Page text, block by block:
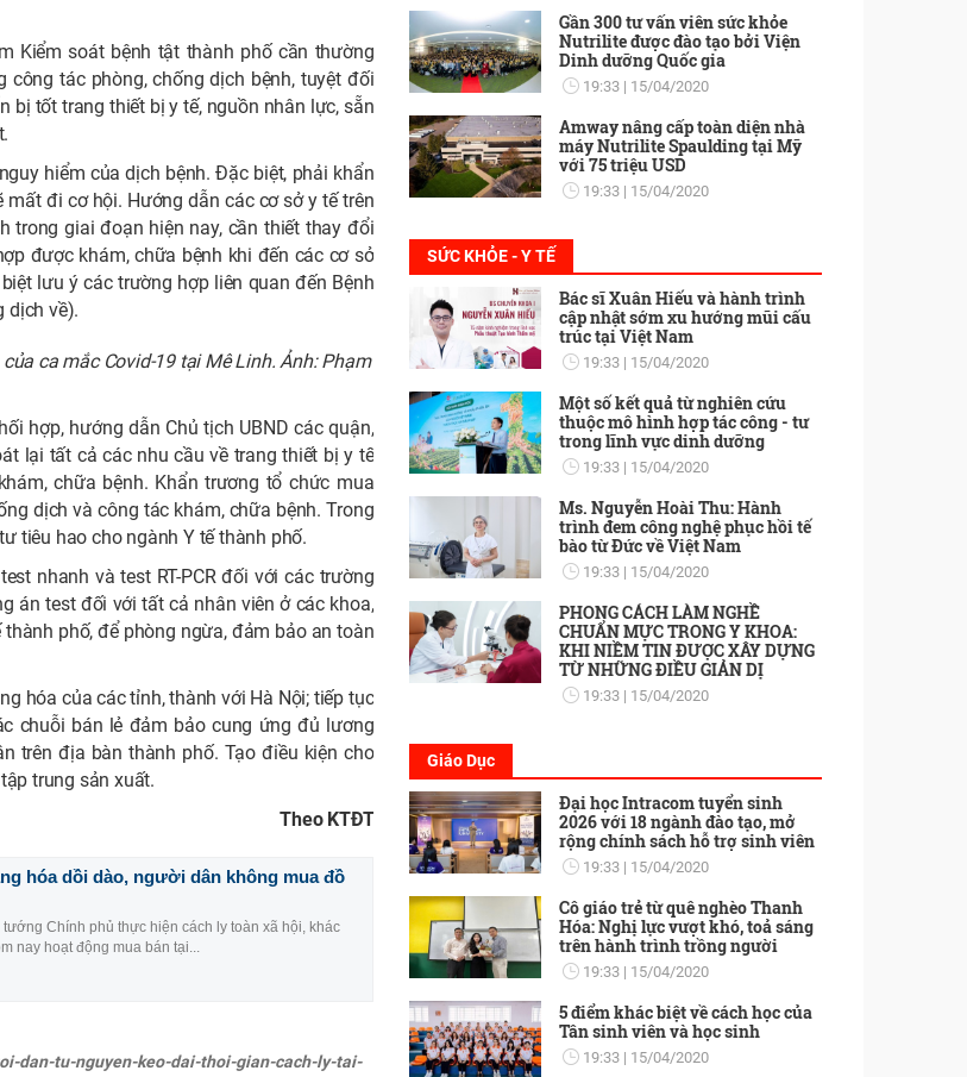
Kiểm soát bệnh tật thành phố cần thường
tác phòng, chống dịch bệnh, tuyệt đối
bị tốt trang thiết bị y tế, nguồn nhân lực, sẵn
hiểm của dịch bệnh. Đặc biệt, phải khẩn
đi cơ hội. Hướng dẫn các cơ sở y tế trên
trong giai đoạn hiện nay, cần thiết thay đổi
được khám, chữa bệnh khi đến các cơ sở
lưu ý các trường hợp liên quan đến Bệnh
dịch về).
ca mắc Covid-19 tại Mê Linh. Ảnh: Phạm
hợp, hướng dẫn Chủ tịch UBND các quận,
lại tất cả các nhu cầu về trang thiết bị y tế
chữa bệnh. Khẩn trương tổ chức mua
dịch và công tác khám, chữa bệnh. Trong
tiêu hao cho ngành Y tế thành phố.
nhanh và test RT-PCR đối với các trường
án test đối với tất cả nhân viên ở các khoa,
phố, để phòng ngừa, đảm bảo an toàn
hóa của các tỉnh, thành với Hà Nội; tiếp tục
chuỗi bán lẻ đảm bảo cung ứng đủ lương
trên địa bàn thành phố. Tạo điều kiện cho
trung sản xuất.
Theo KTĐT
hóa dồi dào, người dân không mua đồ
Chính phủ thực hiện cách ly toàn xã hội, khác
nay hoạt động mua bán tại...
dan-tu-nguyen-keo-dai-thoi-gian-cach-ly-tai-
Gần 300 tư vấn viên sức khỏe
Nutrilite được đào tạo bởi Viện
Dinh dưỡng Quốc gia
19:33 15/04/2020
Amway nâng cấp toàn diện nhà
máy Nutrilite Spaulding tại Mỹ
với 75 triệu USD
19:33 15/04/2020
SỨC KHỎE - Y TẾ
Bác sĩ Xuân Hiếu và hành trình
cập nhật sớm xu hướng mũi cấu
trúc tại Việt Nam
19:33 15/04/2020
Một số kết quả từ nghiên cứu
thuộc mô hình hợp tác công - tư
trong lĩnh vực dinh dưỡng
19:33 15/04/2020
Ms. Nguyễn Hoài Thu: Hành
trình đem công nghệ phục hồi tế
bào từ Đức về Việt Nam
19:33 15/04/2020
PHONG CÁCH LÀM NGHỀ
CHUẨN MỰC TRONG Y KHOA:
KHI NIỀM TIN ĐƯỢC XÂY DỰNG
TỪ NHỮNG ĐIỀU GIẢN DỊ
19:33 15/04/2020
Giáo Dục
Đại học Intracom tuyển sinh
2026 với 18 ngành đào tạo, mở
rộng chính sách hỗ trợ sinh viên
19:33 15/04/2020
Cô giáo trẻ từ quê nghèo Thanh
Hóa: Nghị lực vượt khó, toả sáng
trên hành trình trồng người
19:33 15/04/2020
5 điểm khác biệt về cách học của
Tân sinh viên và học sinh
19:33 15/04/2020